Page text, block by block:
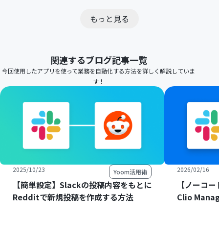
もっと見る
関連するブログ記事一覧
今回使用したアプリを使って業務を自動化する方法を詳しく解説していま
す！
2025/10/23 Yoom活用術
【簡単設定】Slackの投稿内容をもとに
Redditで新規投稿を作成する方法
2026/02/16
【ノーコ
Clio